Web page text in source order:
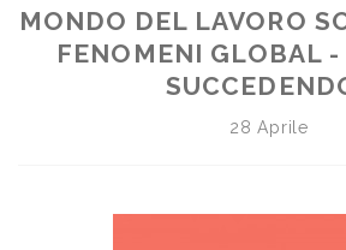
MONDO DEL LAVORO
FENOMENI GLOBAL -
28 Aprile